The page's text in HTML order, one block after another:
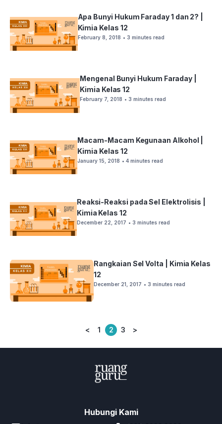
Apa Bunyi Hukum Faraday 1 dan 2? |
Kimia Kelas 12
February 8, 2018 • 3 minutes read
Mengenal Bunyi Hukum Faraday |
Kimia Kelas 12
February 7, 2018 • 3 minutes read
Macam-Macam Kegunaan Alkohol |
Kimia Kelas 12
January 15, 2018 • 4 minutes read
Reaksi-Reaksi pada Sel Elektrolisis |
Kimia Kelas 12
December 22, 2017 • 3 minutes read
Rangkaian Sel Volta | Kimia Kelas
12
December 21, 2017 • 3 minutes read
Posts
< 1 2 3 >
Hubungi Kami